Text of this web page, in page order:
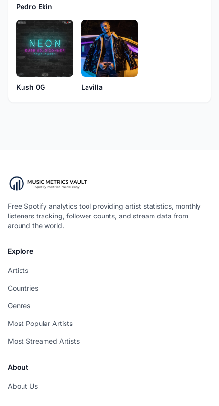
Pedro Ekin
Kush 0G Lavilla
Free Spotify analytics tool providing artist statistics, monthly
listeners tracking, follower counts, and stream data from
around the world.
Explore
Artists
Countries
Genres
Most Popular Artists
Most Streamed Artists
About
About Us